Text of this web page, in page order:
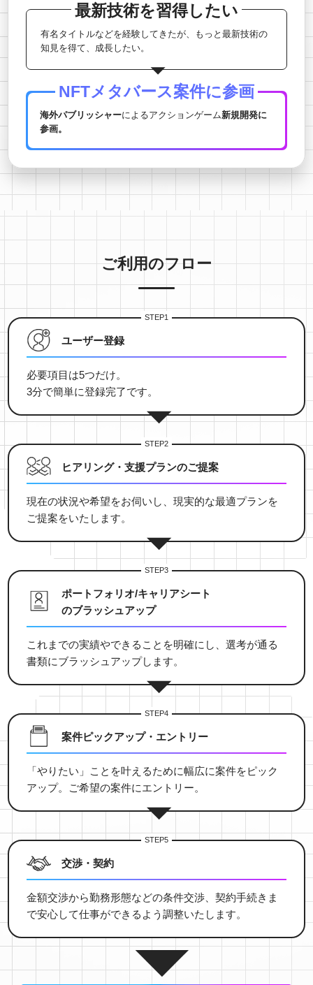
最新技術を習得したい
有名タイトルなどを経験してきたが、もっと最新技術の
知見を得て、成長したい。
NFTメタバース案件に参画
海外パブリッシャーによるアクションゲーム新規開発に
参画。
ご利用のフロー
STEP1
ユーザー登録
必要項目は5つだけ。
3分で簡単に登録完了です。
STEP2
ヒアリング・支援プランのご提案
現在の状況や希望をお伺いし、現実的な最適プランを
ご提案をいたします。
STEP3
ポートフォリオ/キャリアシート
のブラッシュアップ
これまでの実績やできることを明確にし、選考が通る
書類にブラッシュアップします。
STEP4
案件ピックアップ・ エントリー
「やりたい」ことを叶えるために幅広に案件をピック
アップ。ご希望の案件にエントリー。
STEP5
交渉・契約
金額交渉から勤務形態などの条件交渉、契約手続きま
で安心して仕事ができるよう調整いたします。